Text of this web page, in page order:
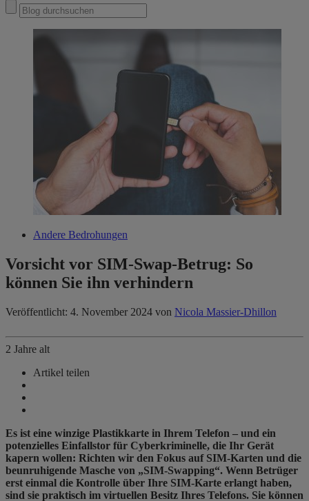
Andere Bedrohungen
Vorsicht vor SIM​-​Swap-Betrug: So
können Sie ihn verhindern
Veröffentlicht: 4. November 2024 von Nicola Massier-Dhillon
2 Jahre alt
Artikel teilen
Es ist eine winzige Plastikkarte in Ihrem Telefon – und ein
potenzielles Einfallstor für Cyberkriminelle, die Ihr Gerät
kapern wollen: Richten wir den Fokus auf SIM-Karten und die
beunruhigende Masche von „SIM​-​Swapping“. Wenn Betrüger
erst einmal die Kontrolle über Ihre SIM-Karte erlangt haben,
sind sie praktisch im virtuellen Besitz Ihres Telefons. Sie können